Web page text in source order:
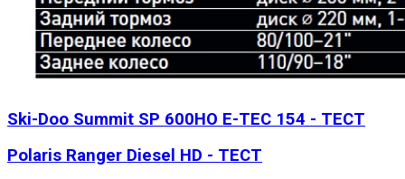
Ski-Doo Summit SP 600HO E-TEC 154 - ТЕСТ
Polaris Ranger Diesel HD - ТЕСТ